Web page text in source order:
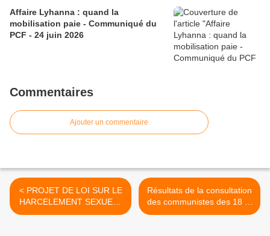
Affaire Lyhanna : quand la
mobilisation paie - Communiqué du
PCF - 24 juin 2026
Commentaires
Ajouter un commentaire
< PROJET DE LOI SUR LE
HARCELEMENT SEXUEL :
RESTONS MOBILISEES !
Résultats de la consultation
des communistes des 18 et
19 juin 2012 en Brière et en